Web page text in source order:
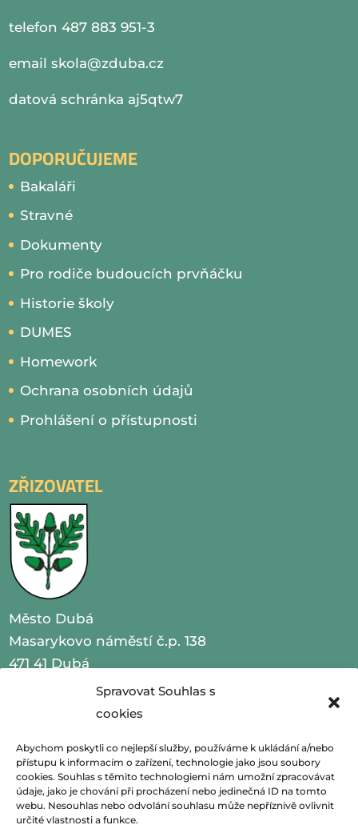
Spravovat Souhlas s
cookies
Abychom poskytli co nejlepší služby, používáme k ukládání a/nebo
přístupu k informacím o zařízení, technologie jako jsou soubory
cookies. Souhlas s těmito technologiemi nám umožní zpracovávat
údaje, jako je chování při procházení nebo jedinečná ID na tomto
webu. Nesouhlas nebo odvolání souhlasu může nepříznivě ovlivnit
určité vlastnosti a funkce.
telefon 487 883 951-3
emailskola@zduba.cz
datová schránka aj5qtw7
DOPORUČUJEME
Bakaláři
Stravné
Dokumenty
Pro rodiče budoucích prvňáčku
Historie školy
DUMES
Homework
Ochrana osobních údajů
Prohlášení o přístupnosti
ZŘIZOVATEL
Město Dubá
Masarykovo náměstí č.p. 138
471 41 Dubá
IČO 00260479
emailpodatelna@mestoduba.cz
webhttp://www.mestoduba.cz